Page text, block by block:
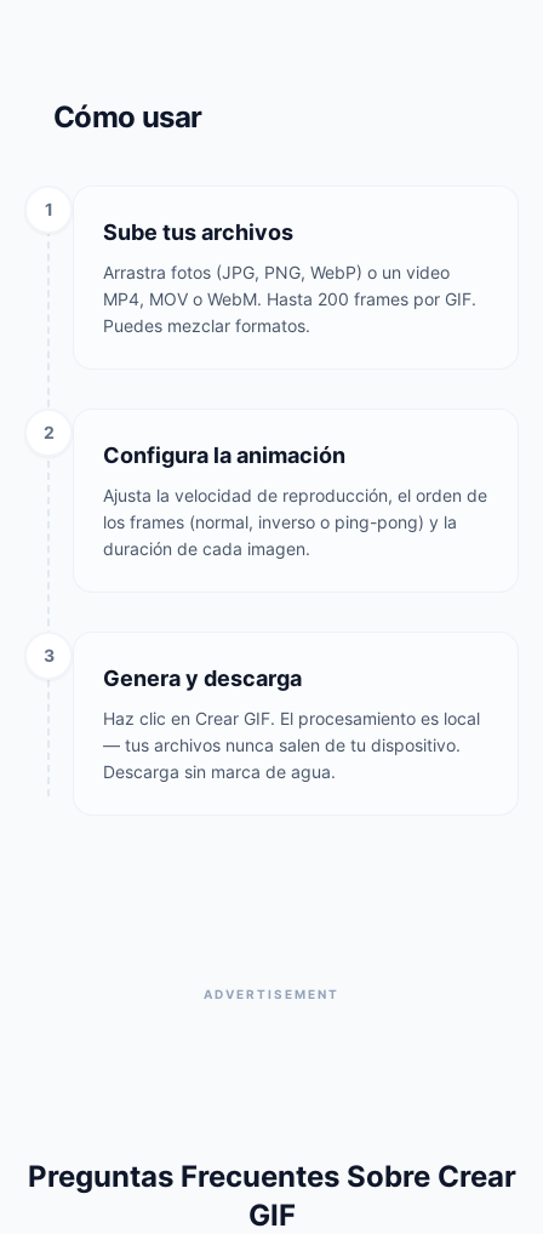
Cómo usar
1
Sube tus archivos
Arrastra fotos (JPG, PNG, WebP) o un video
MP4, MOV o WebM. Hasta 200 frames por GIF.
Puedes mezclar formatos.
2
Configura la animación
Ajusta la velocidad de reproducción, el orden de
los frames (normal, inverso o ping-pong) y la
duración de cada imagen.
3
Genera y descarga
Haz clic en Crear GIF. El procesamiento es local
— tus archivos nunca salen de tu dispositivo.
Descarga sin marca de agua.
ADVERTISEMENT
Preguntas Frecuentes Sobre Crear
GIF